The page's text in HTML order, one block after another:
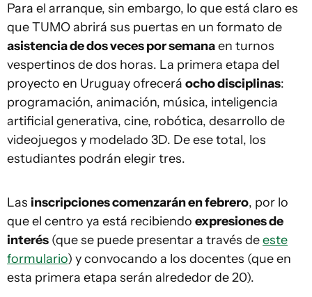
Para el arranque, sin embargo, lo que está claro es
que TUMO abrirá sus puertas en un formato de
asistencia de dos veces por semanaen turnos
vespertinos de dos horas. La primera etapa del
proyecto en Uruguay ofrecerá ocho disciplinas:
programación, animación, música, inteligencia
artificial generativa, cine, robótica, desarrollo de
videojuegos y modelado 3D. De ese total, los
estudiantes podrán elegir tres.
Las inscripciones comenzarán en febrero, por lo
que el centro ya está recibiendo expresiones de
interés (que se puede presentar a través deeste
formulario) y convocando a los docentes (que en
esta primera etapa serán alrededor de 20).